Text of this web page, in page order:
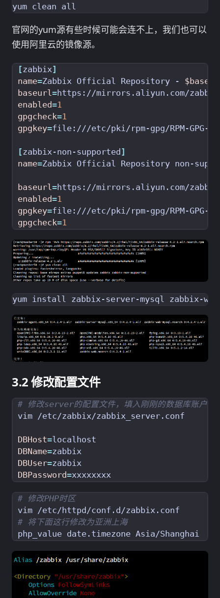
官网的yum源有些时候可能会连不上，我们也可以
使用阿里云的镜像源。
[zabbix]
name=Zabbix Official Repository -
baseurl =https://mirrors.aliyun.com/
enabled=1
gpgcheck=1
gpgkey=
[zabbix-non-supported ]
name=Zabbix Official Repository non-
baseurl =https://mirrors.aliyun.com/
enabled=1
gpgkey=
gpgcheck=1
修改配置文件
# 修改server的配置文件，填入刚刚的数据库账户密
DBHost=
DBName=
DBUser=
DBPassword=
# 修改PHP时区
# 将下面这行修改为亚洲上海